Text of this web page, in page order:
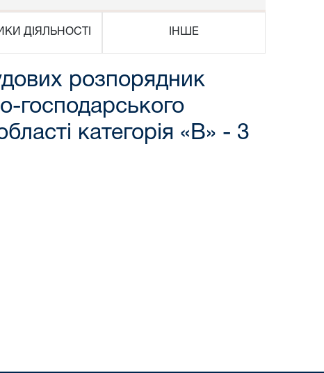
ДІЯЛЬНОСТІ ІНШЕ
розпорядник
господарського
категорія «В» - 3